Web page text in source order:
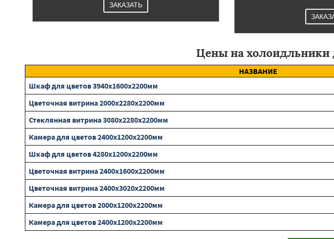
ЗАКАЗАТЬ
Цены на холоидльники
НАЗВАНИЕ
Шкаф для цветов 3940х1600х2200мм
Цветочная витрина 2000х2280х2200мм
Стеклянная витрина 3080х2280х2200мм
Камера для цветов 2400х1200х2200мм
Шкаф для цветов 4280х1200х2200мм
Цветочная витрина 2400х1600х2200мм
Цветочная витрина 2400х3020х2200мм
Камера для цветов 2000х1200х2200мм
Камера для цветов 2400х1200х2200мм